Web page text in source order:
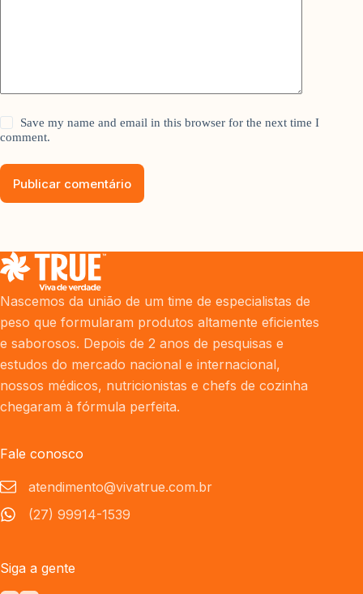
Save my name and email in this browser for the next time I
comment.
Publicar comentário
Nascemos da união de um time de especialistas de
peso que formularam produtos altamente eficientes
e saborosos. Depois de 2 anos de pesquisas e
estudos do mercado nacional e internacional,
nossos médicos, nutricionistas e chefs de cozinha
chegaram à fórmula perfeita.
Fale conosco
atendimento@vivatrue.com.br
(27) 99914-1539
Siga a gente